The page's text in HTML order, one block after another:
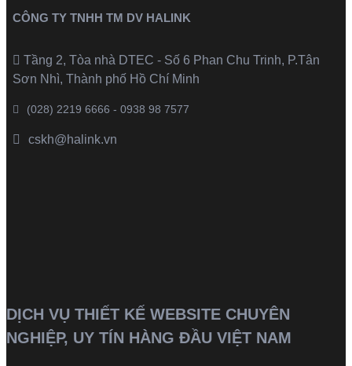
CÔNG TY TNHH TM DV HALINK
Tầng 2, Tòa nhà DTEC - Số 6 Phan Chu Trinh, P.Tân
Sơn Nhì, Thành phố Hồ Chí Minh
(028) 2219 6666 - 0938 98 7577
cskh@halink.vn
DỊCH VỤ THIẾT KẾ WEBSITE CHUYÊN
NGHIỆP, UY TÍN HÀNG ĐẦU VIỆT NAM